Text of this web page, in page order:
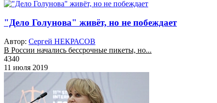
"Дело Голунова" живёт, но не побеждает
Автор: Сергей НЕКРАСОВ
В России начались бессрочные пикеты, но...
4340
11 июля 2019